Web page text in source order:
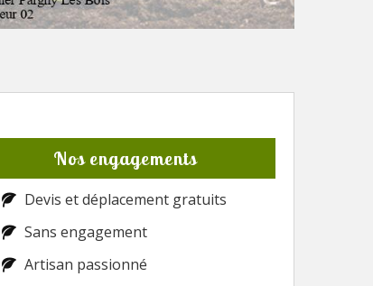
Nos engagements
Devis et déplacement gratuits
Sans engagement
Artisan passionné